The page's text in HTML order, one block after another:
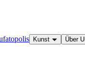
Kunst Über